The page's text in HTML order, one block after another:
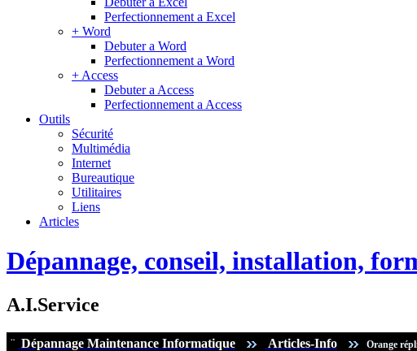
Perfectionnement a Excel
+ Word
Debuter a Word
Perfectionnement a Word
+ Access
Debuter a Access
Perfectionnement a Access
Outils
Sécurité
Multimédia
Internet
Bureautique
Utilitaires
Liens
Articles
Dépannage, conseil, installation,
A.I.Service
¨ Dépannage Maintenance Informatique Articles-Info Orange